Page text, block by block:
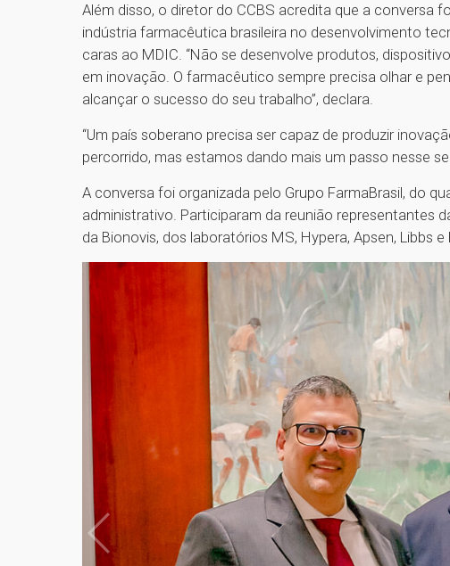
Além disso, o diretor do CCBS acredita que a conversa
indústria farmacêutica brasileira no desenvolvimento
caras ao MDIC. “Não se desenvolve produtos,
em inovação. O farmacêutico sempre precisa olhar e
alcançar o sucesso do seu trabalho”, declara.
“Um país soberano precisa ser capaz de produzir
percorrido, mas estamos dando mais um passo nesse
A conversa foi organizada pelo Grupo FarmaBrasil, do
administrativo. Participaram da reunião representantes
da Bionovis, dos laboratórios MS, Hypera, Apsen, Libbs e